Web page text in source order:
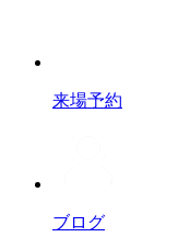
来場予約
ブログ